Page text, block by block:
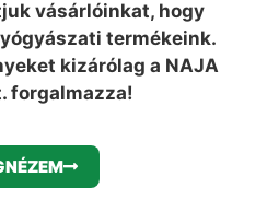
cikkeinkről!
vásárlóinkat, hogy
termékeink.
kizárólag a NAJA
forgalmazza!